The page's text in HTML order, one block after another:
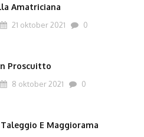
Amatriciana
21 oktober 2021 0
Proscuitto
8 oktober 2021 0
E Maggiorama